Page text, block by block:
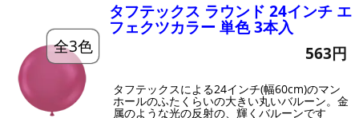
全3色
タフテックス ラウンド 24インチ エ
フェクツカラー 単色 3本入
563円
タフテックスによる24インチ(幅60cm)のマン
ホールのふたくらいの大きい丸いバルーン。金
属のような光の反射の、輝くバルーンです